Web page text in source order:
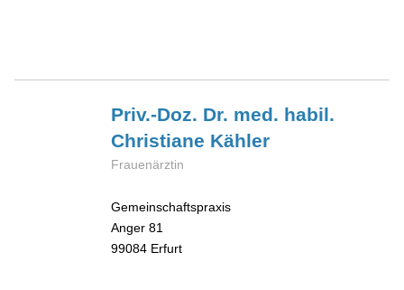
Priv.-Doz. Dr. med. habil.
Christiane Kähler
Frauenärztin
Gemeinschaftspraxis
Anger 81
99084 Erfurt